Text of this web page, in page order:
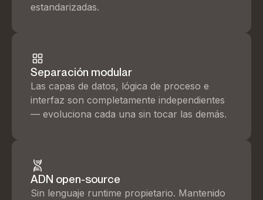
estandarizadas.
Separación modular
Las capas de datos, lógica de proceso e
interfaz son completamente independientes
— evoluciona cada una sin tocar las demás.
ADN open-source
Sin lenguaje runtime propietario. Mantenido